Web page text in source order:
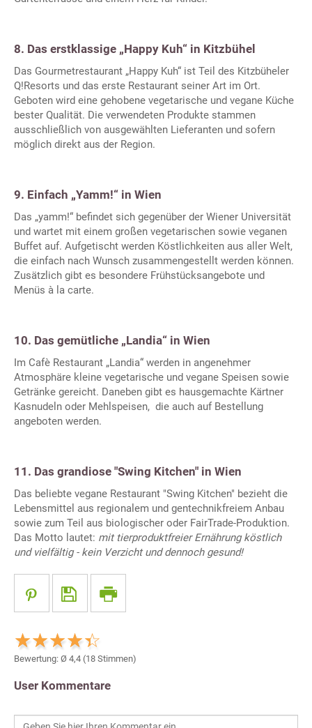
8. Das erstklassige „Happy Kuh“ in Kitzbühel
Das Gourmetrestaurant „Happy Kuh“ ist Teil des Kitzbüheler
Q!Resorts und das erste Restaurant seiner Art im Ort.
Geboten wird eine gehobene vegetarische und vegane Küche
bester Qualität. Die verwendeten Produkte stammen
ausschließlich von ausgewählten Lieferanten und sofern
möglich direkt aus der Region.
9. Einfach „Yamm!“ in Wien
Das „yamm!“ befindet sich gegenüber der Wiener Universität
und wartet mit einem großen vegetarischen sowie veganen
Buffet auf. Aufgetischt werden Köstlichkeiten aus aller Welt,
die einfach nach Wunsch zusammengestellt werden können.
Zusätzlich gibt es besondere Frühstücksangebote und
Menüs à la carte.
10. Das gemütliche „Landia“ in Wien
Im Cafè Restaurant „Landia“ werden in angenehmer
Atmosphäre kleine vegetarische und vegane Speisen sowie
Getränke gereicht. Daneben gibt es hausgemachte Kärtner
Kasnudeln oder Mehlspeisen, die auch auf Bestellung
angeboten werden.
11. Das grandiose "Swing Kitchen" in Wien
Das beliebte vegane Restaurant "Swing Kitchen" bezieht die
Lebensmittel aus regionalem und gentechnikfreiem Anbau
sowie zum Teil aus biologischer oder FairTrade-Produktion.
Das Motto lautet: mit tierproduktfreier Ernährung köstlich
und vielfältig - kein Verzicht und dennoch gesund!
Bewertung: Ø 4,4 (18 Stimmen)
User Kommentare